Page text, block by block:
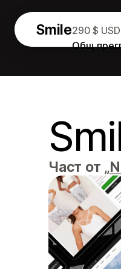
Smile
Общ
290 $ USD
Част от „